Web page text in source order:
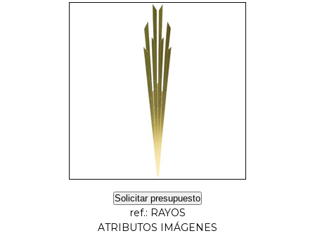
Solicitar presupuesto
ref.: RAYOS
ATRIBUTOS IMÁGENES